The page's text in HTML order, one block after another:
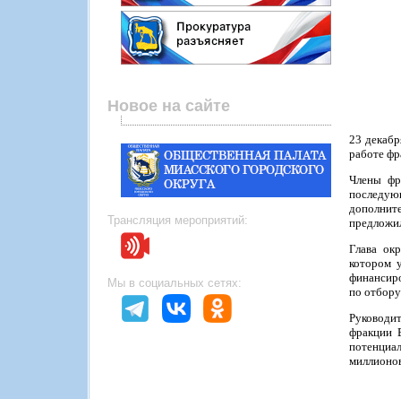
Новое на сайте
Трансляция мероприятий:
Мы в социальных сетях:
23
работе
Члены
Глава
котором
по
фракции